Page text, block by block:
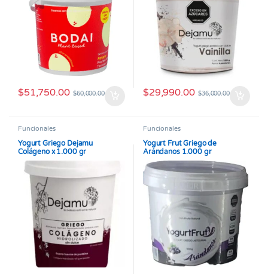
$51,750.00 $60,000.00 $29,990.00 $36,000.00
Funcionales
Yogurt Griego Dejamu
Colágeno x 1.000 gr
Funcionales
Yogurt Frut Griego de
Arándanos 1.000 gr